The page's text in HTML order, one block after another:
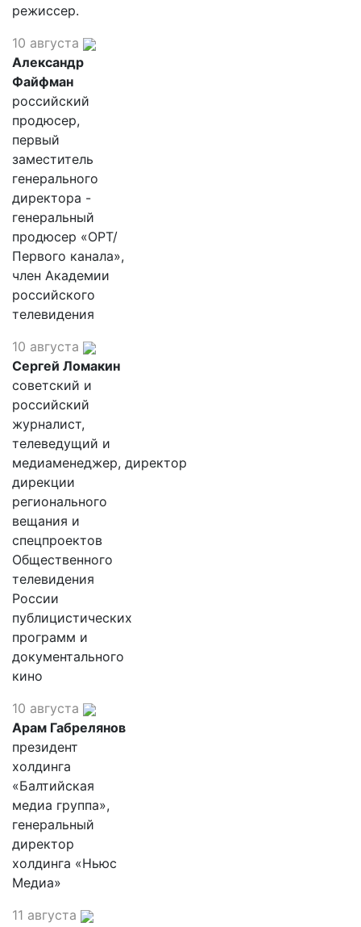
режиссер.
10 августа
Александр
Файфман
российский
продюсер,
первый
заместитель
генерального
директора -
генеральный
продюсер «ОРТ/
Первого канала»,
член Академии
российского
телевидения
10 августа
Сергей Ломакин
советский и
российский
журналист,
телеведущий и
медиаменеджер, директор
дирекции
регионального
вещания и
спецпроектов
Общественного
телевидения
России
публицистических
программ и
документального
кино
10 августа
Арам Габрелянов
президент
холдинга
«Балтийская
медиа группа»,
генеральный
директор
холдинга «Ньюс
Медиа»
11 августа